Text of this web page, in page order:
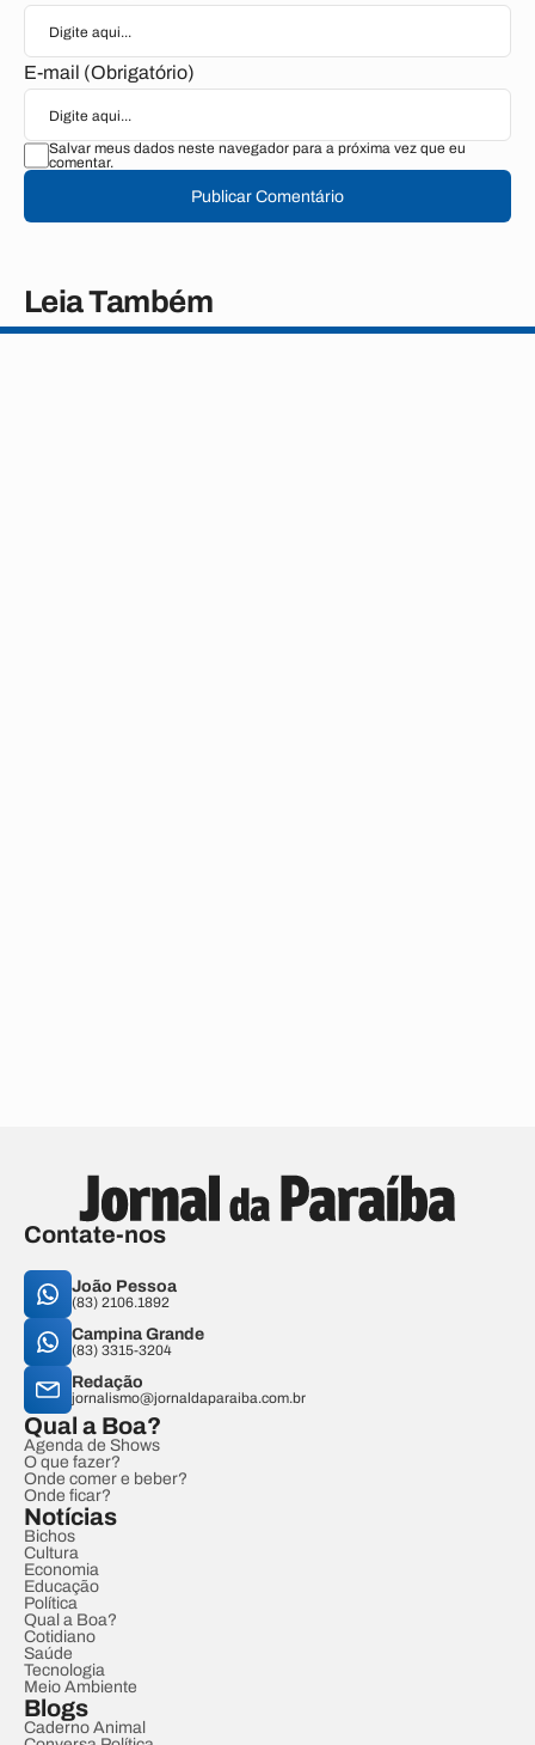
E-mail (Obrigatório)
Salvar meus dados neste navegador para a próxima vez que eu
comentar.
Publicar Comentário
Leia Também
Contate-nos
João Pessoa
(83) 2106.1892
Campina Grande
(83) 3315-3204
Redação
jornalismo@jornaldaparaiba.com.br
Qual a Boa?
Agenda de Shows
O que fazer?
Onde comer e beber?
Onde ficar?
Notícias
Bichos
Cultura
Economia
Educação
Política
Qual a Boa?
Cotidiano
Saúde
Tecnologia
Meio Ambiente
Blogs
Caderno Animal